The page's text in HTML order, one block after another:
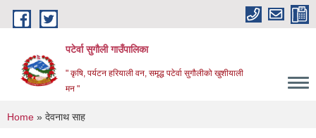
Skip to main content
पटेर्वा सुगौली गाउँपालिका
" कृषि, पर्यटन हरियाली वन, समृद्ध पटेर्वा सुगौलीको खुशीयाली
मन "
You are here
Home » देवनाथ साह